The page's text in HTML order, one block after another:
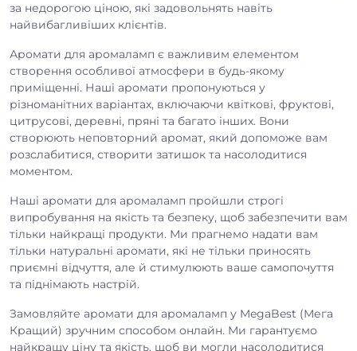
за недорогою ціною, які задовольнять навіть
найвибагливіших клієнтів.
Аромати для аромаламп є важливим елементом
створення особливої атмосфери в будь-якому
приміщенні. Наші аромати пропонуються у
різноманітних варіантах, включаючи квіткові, фруктові,
цитрусові, деревні, пряні та багато інших. Вони
створюють неповторний аромат, який допоможе вам
розслабитися, створити затишок та насолодитися
моментом.
Наші аромати для аромаламп пройшли строгі
випробування на якість та безпеку, щоб забезпечити вам
тільки найкращі продукти. Ми прагнемо надати вам
тільки натуральні аромати, які не тільки приносять
приємні відчуття, але й стимулюють ваше самопочуття
та піднімають настрій.
Замовляйте аромати для аромаламп у MegaBest (Мега
Кращий) зручним способом онлайн. Ми гарантуємо
найкращу ціну та якість, щоб ви могли насолодитися